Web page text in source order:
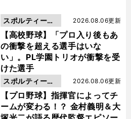
【高校野球】「プロ入り後もあ
の衝撃を超える選手はいな
い」。PL学園トリオが衝撃を受
けた選手
2026.08.06更新
スポルティーバ
動画
【プロ野球】指揮官によってチ
ームが変わる！？ 金村義明＆大
2026.08.06更新
スポルティーバ
動画